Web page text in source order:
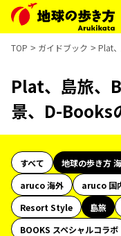
TOP ガイドブック Plat
Plat、島旅、
景、D-Books
すべて 地球の歩き方
aruco 海外
aruco 国
Resort Style
島旅
BOOKS スペシャルコラボ